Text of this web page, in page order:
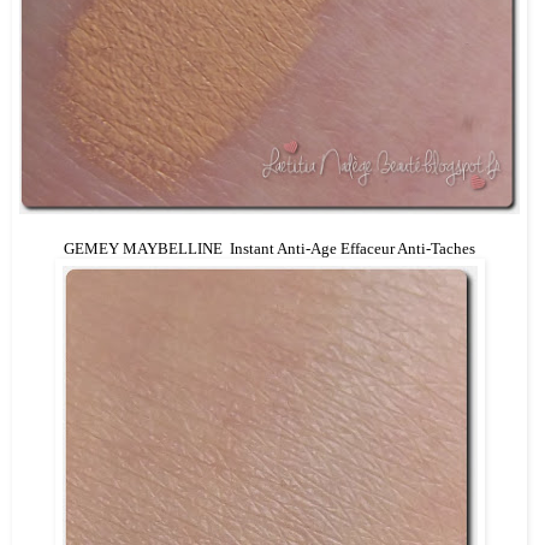
GEMEY MAYBELLINE Instant Anti-Age Effaceur Anti-Taches